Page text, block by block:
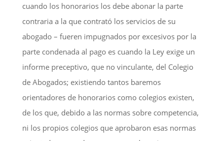
cuando los honorarios los debe abonar la parte
contraria a la que contrató los servicios de su
abogado – fueren impugnados por excesivos por la
parte condenada al pago es cuando la Ley exige un
informe preceptivo, que no vinculante, del Colegio
de Abogados; existiendo tantos baremos
orientadores de honorarios como colegios existen,
de los que, debido a las normas sobre competencia,
ni los propios colegios que aprobaron esas normas